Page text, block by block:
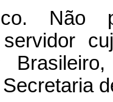
Não